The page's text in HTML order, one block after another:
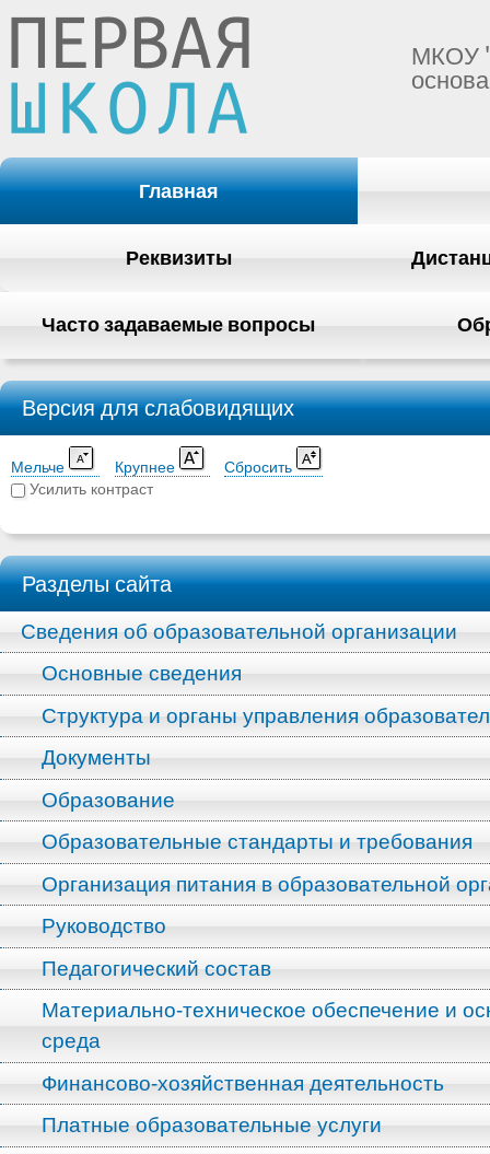
МКОУ
Главная
Реквизиты
Часто задаваемые вопросы
Версия для слабовидящих
Мельче Крупнее
Сбросить
Усилить контраст
Разделы сайта
Сведения об образовательной организации
Основные сведения
Структура и органы управления
Документы
Образование
Образовательные стандарты и требования
Организация питания в образовательной
Руководство
Педагогический состав
Материально-техническое обеспечение и
среда
Финансово-хозяйственная деятельность
Платные образовательные услуги